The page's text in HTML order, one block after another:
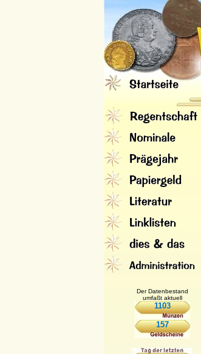
Der Datenbestand
umfaßt aktuell
1103
157